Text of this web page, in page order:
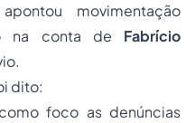
movimentação
na conta de Fabrício
dito:
foco as denúncias